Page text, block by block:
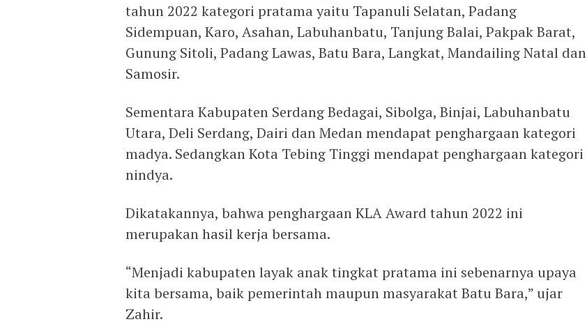
tahun 2022 kategori pratama yaitu Tapanuli Selatan, Padang
Sidempuan, Karo, Asahan, Labuhanbatu, Tanjung Balai, Pakpak Barat,
Gunung Sitoli, Padang Lawas, Batu Bara, Langkat, Mandailing Natal dan
Samosir.
Sementara Kabupaten Serdang Bedagai, Sibolga, Binjai, Labuhanbatu
Utara, Deli Serdang, Dairi dan Medan mendapat penghargaan kategori
madya. Sedangkan Kota Tebing Tinggi mendapat penghargaan kategori
nindya.
Dikatakannya, bahwa penghargaan KLA Award tahun 2022 ini
merupakan hasil kerja bersama.
“Menjadi kabupaten layak anak tingkat pratama ini sebenarnya upaya
kita bersama, baik pemerintah maupun masyarakat Batu Bara,” ujar
Zahir.